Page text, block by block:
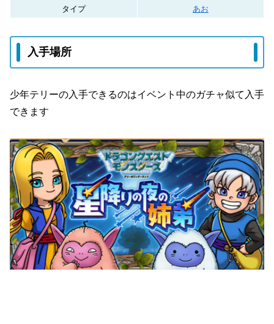
タイプ
あお
入手場所
少年テリーの入手できるのはイベント中のガチャ似て入手
できます